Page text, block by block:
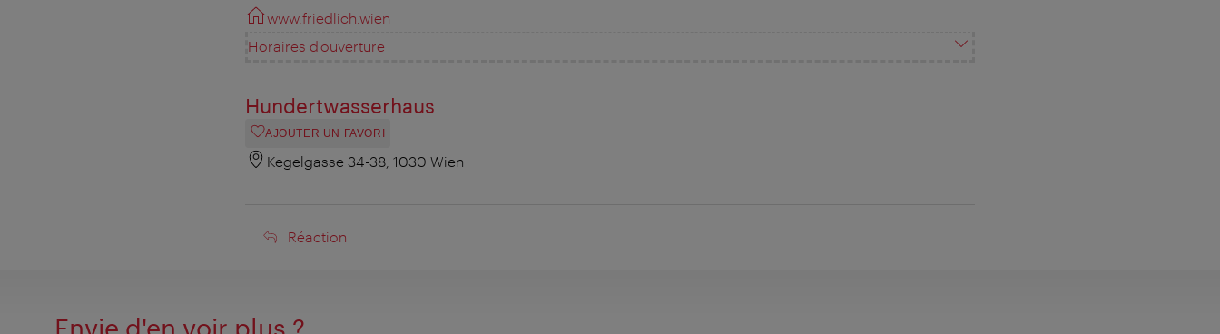
www.friedlich.wien
Horaires d'ouverture
Hundertwasserhaus
AJOUTER UN FAVORI
Kegelgasse 34-38, 1030 Wien
Réaction
Réaction
Envie d'en voir plus ?